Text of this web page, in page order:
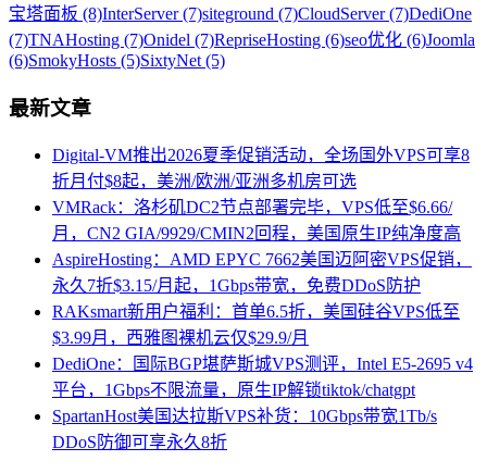
宝塔面板 (8)InterServer (7)siteground (7)CloudServer (7)DediOne
(7)TNAHosting (7)Onidel (7)RepriseHosting (6)seo优化 (6)Joomla
(6)SmokyHosts (5)SixtyNet (5)
最新文章
Digital-VM推出2026夏季促销活动，全场国外VPS可享8
折月付$8起，美洲/欧洲/亚洲多机房可选
VMRack：洛杉矶DC2节点部署完毕，VPS低至$6.66/
月，CN2 GIA/9929/CMIN2回程，美国原生IP纯净度高
AspireHosting：AMD EPYC 7662美国迈阿密VPS促销，
永久7折$3.15/月起，1Gbps带宽，免费DDoS防护
RAKsmart新用户福利：首单6.5折，美国硅谷VPS低至
$3.99月，西雅图裸机云仅$29.9/月
DediOne：国际BGP堪萨斯城VPS测评，Intel E5-2695 v4
平台，1Gbps不限流量，原生IP解锁tiktok/chatgpt
SpartanHost美国达拉斯VPS补货：10Gbps带宽1Tb/s
DDoS防御可享永久8折